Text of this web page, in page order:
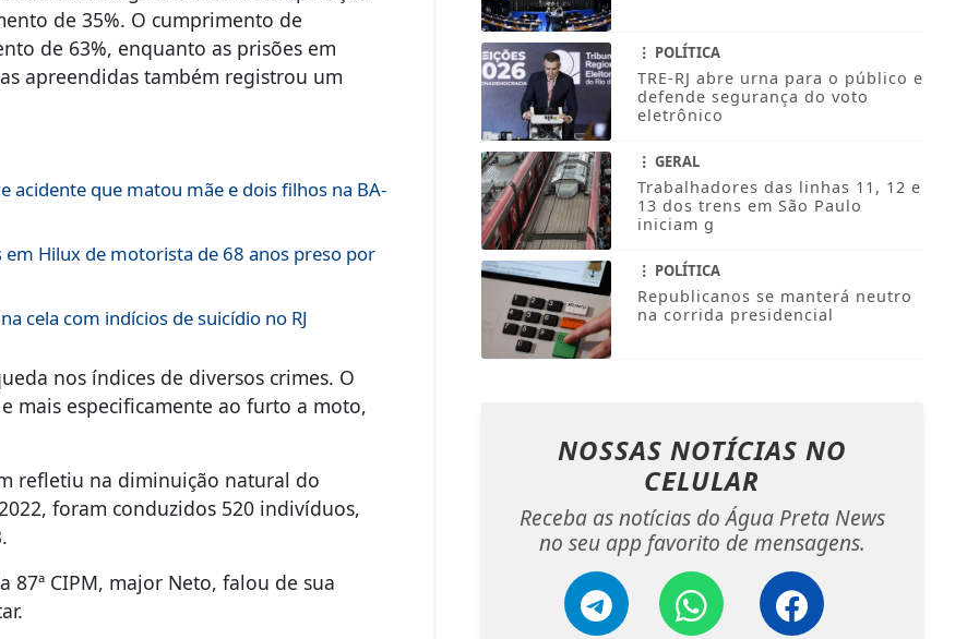
de 35%. O cumprimento de
de 63%, enquanto as prisões em
apreendidas também registrou um
que matou mãe e dois filhos na BA-
Hilux de motorista de 68 anos preso por
cela com indícios de suicídio no RJ
nos índices de diversos crimes. O
mais especificamente ao furto a moto,
refletiu na diminuição natural do
foram conduzidos 520 indivíduos,
87ª CIPM, major Neto, falou de sua
POLÍTICA
TRE-RJ abre urna para o público e
defende segurança do voto
eletrônico
GERAL
Trabalhadores das linhas 11, 12 e
13 dos trens em São Paulo
iniciam g
POLÍTICA
Republicanos se manterá neutro
na corrida presidencial
NOSSAS NOTÍCIAS NO
CELULAR
Receba as notícias do Água Preta News
no seu app favorito de mensagens.